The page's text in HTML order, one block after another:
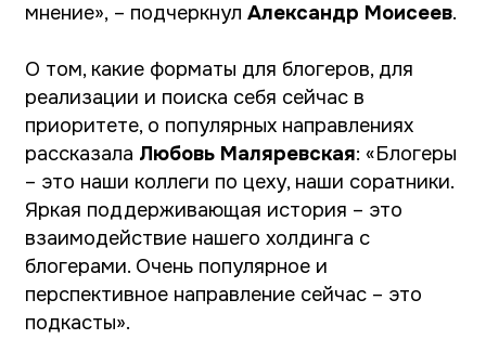
взаимодействие нашего холдинга с
перспективное направление сейчас – это
подкасты».
Максим Иксановдобавил, что сейчас
особенно важно не забывать о ключевом
принципе журналистики – фактчекинге,
особенно в Telegram.
«В этом году мы будем распределять
порядка 15 млрд рублей государственной
субсидии на поддержку контента в
интернете, это инвестиция в то, чтобы